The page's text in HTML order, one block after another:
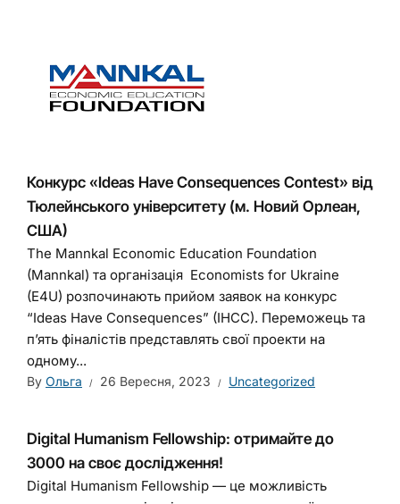
Конкурс «Ideas Have Consequences Contest» від
Тюлейнського університету (м. Новий Орлеан,
США)
The Mannkal Economic Education Foundation
(Mannkal) та організація Economists for Ukraine
(E4U) розпочинають прийом заявок на конкурс
“Ideas Have Consequences” (IHCC). Переможець та
п’ять фіналістів представлять свої проекти на
одному...
By Ольга 26 Вересня, 2023 Uncategorized
Digital Humanism Fellowship: отримайте до
3000 на своє дослідження!
Digital Humanism Fellowship — це можливість